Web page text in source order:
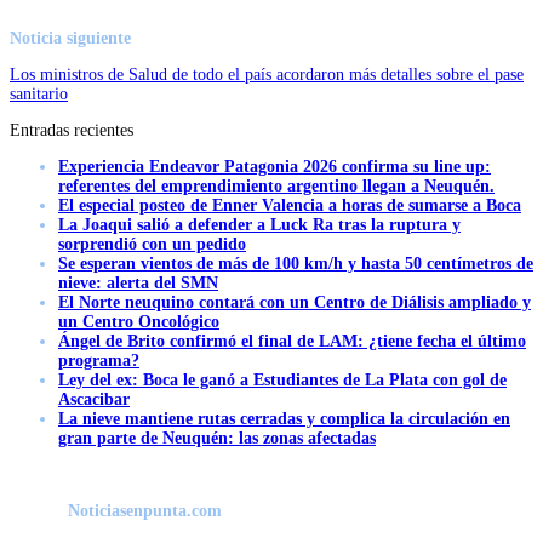
Noticia siguiente
Los ministros de Salud de todo el país acordaron más detalles sobre el pase
sanitario
Entradas recientes
Experiencia Endeavor Patagonia 2026 confirma su line up:
referentes del emprendimiento argentino llegan a Neuquén.
El especial posteo de Enner Valencia a horas de sumarse a Boca
La Joaqui salió a defender a Luck Ra tras la ruptura y
sorprendió con un pedido
Se esperan vientos de más de 100 km/h y hasta 50 centímetros de
nieve: alerta del SMN
El Norte neuquino contará con un Centro de Diálisis ampliado y
un Centro Oncológico
Ángel de Brito confirmó el final de LAM: ¿tiene fecha el último
programa?
Ley del ex: Boca le ganó a Estudiantes de La Plata con gol de
Ascacibar
La nieve mantiene rutas cerradas y complica la circulación en
gran parte de Neuquén: las zonas afectadas
Noticiasenpunta.com